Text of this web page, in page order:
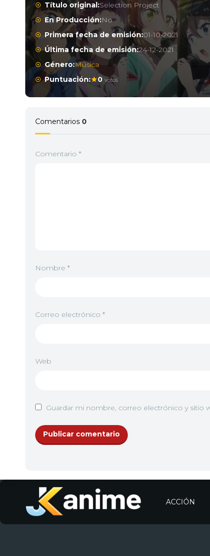
Título original:Selection Project
En Producción:No
Primera fecha de emisión:01-10-2021
Última fecha de emisión:24-12-2021
Género:Música
Puntuación:
0 votos
Comentarios 0
Comentario *
Nombre *
Correo electrónico *
Web
Guardar mi nombre, correo electrónico y sitio
ACCIÓN